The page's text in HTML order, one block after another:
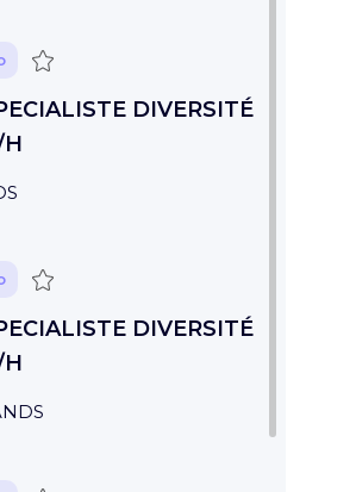
Guardar
DIVERSITÉ
H
Guardar
DIVERSITÉ
H